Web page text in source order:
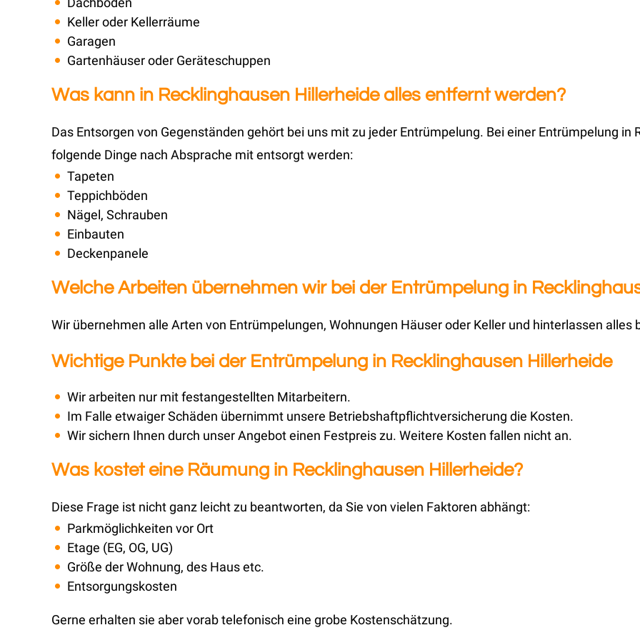
Keller oder Kellerräume
Garagen
Gartenhäuser oder Geräteschuppen
Was kann in Recklinghausen Hillerheide alles entfernt werden?
Das Entsorgen von Gegenständen gehört bei uns mit zu jeder Entrümpelung. Bei einer Entrümpelung
folgende Dinge nach Absprache mit entsorgt werden:
Tapeten
Teppichböden
Nägel, Schrauben
Einbauten
Deckenpanele
Welche Arbeiten übernehmen wir bei der Entrümpelung in
Wir übernehmen alle Arten von Entrümpelungen, Wohnungen Häuser oder Keller und hinterlassen alles
Wichtige Punkte bei der Entrümpelung in Recklinghausen Hillerheide
Wir arbeiten nur mit festangestellten Mitarbeitern.
Im Falle etwaiger Schäden übernimmt unsere Betriebshaftpflichtversicherung die Kosten.
Wir sichern Ihnen durch unser Angebot einen Festpreis zu. Weitere Kosten fallen nicht an.
Was kostet eine Räumung in Recklinghausen Hillerheide?
Diese Frage ist nicht ganz leicht zu beantworten, da Sie von vielen Faktoren abhängt:
Parkmöglichkeiten vor Ort
Etage (EG, OG, UG)
Größe der Wohnung, des Haus etc.
Entsorgungskosten
Gerne erhalten sie aber vorab telefonisch eine grobe Kostenschätzung.